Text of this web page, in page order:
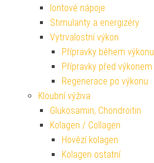
Iontové nápoje
Stimulanty a energizéry
Vytrvalostní výkon
Přípravky během výkonu
Přípravky před výkonem
Regenerace po výkonu
Kloubní výživa
Glukosamin, Chondroitin
Kolagen / Collagen
Hovězí kolagen
Kolagen ostatní